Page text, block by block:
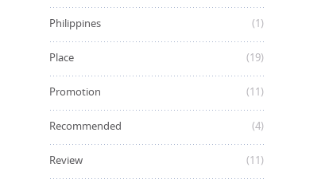
Philippines (1)
Place (19)
Promotion (11)
Recommended (4)
Review (11)